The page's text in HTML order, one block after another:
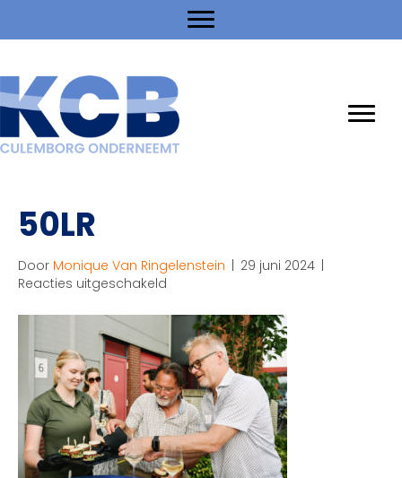
50LR
Door Monique Van Ringelenstein | 29 juni 2024 |
Reacties uitgeschakeld